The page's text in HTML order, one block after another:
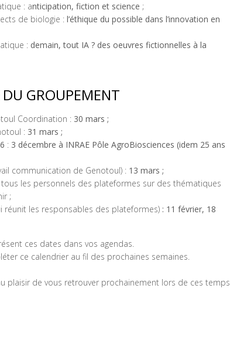
: anticipation, fiction et science ;
de biologie :l’éthique du possible dans l’innovation en
: demain, tout IA ? des oeuvres fictionnelles à la
GROUPEMENT
Coordination : 30 mars ;
: 31 mars ;
: 3 décembre à INRAE Pôle AgroBiosciences (idem 25 ans
communication de Genotoul) : 13 mars ;
tous les personnels des plateformes sur des thématiques
;
réunit les responsables des plateformes) : 11 février, 18
ces dates dans vos agendas.
ce calendrier au fil des prochaines semaines.
plaisir de vous retrouver prochainement lors de ces temps